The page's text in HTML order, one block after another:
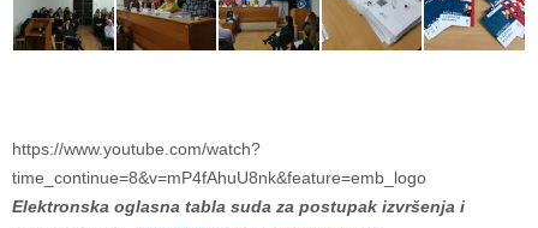
https://www.youtube.com/watch?
time_continue=8&v=mP4fAhuU8nk&feature=emb_logo
Elektronska oglasna tabla suda za postupak izvršenja i